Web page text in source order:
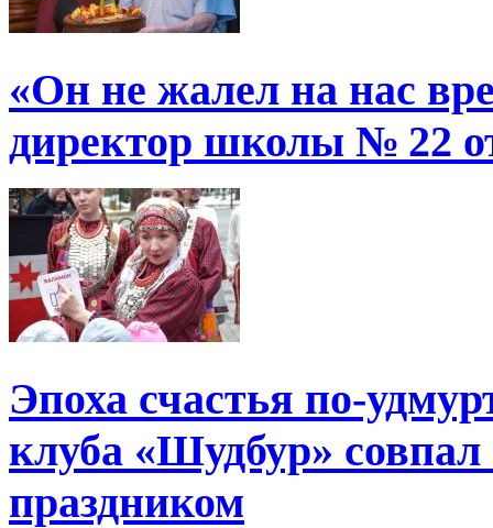
«Он не жалел на нас
директор школы № 22
Эпоха счастья по-
клуба «Шудбур»
праздником